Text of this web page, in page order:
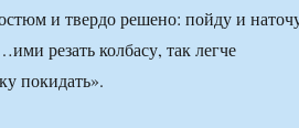
и твердо решено: пойду и
резать колбасу, так легче
покидать».